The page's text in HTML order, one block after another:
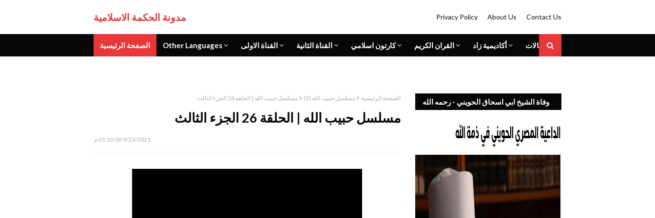
مدونة الحكمة الاسلامية Privacy Policy About Us Contact Us
الصفحة الرئيسية Other Languages القناة الاولى القناة الثانية كارتون اسلامي القران الكريم أكاديمية زاد المقالات
الصفحة الرئيسية مسلسل حبيب الله (3) مسلسل حبيب الله | الحلقة 26 الجزء الثالث
مسلسل حبيب الله | الحلقة 26 الجزء الثالث
9/23/2021 01:10:00 م
وفاة الشيخ ابي اسحاق الحويني - رحمه الله